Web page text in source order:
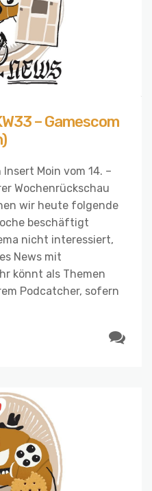
– Gamescom
Moin vom 14. –
Wochenrückschau
wir heute folgende
beschäftigt
nicht interessiert,
News mit
könnt als Themen
Podcatcher, sofern